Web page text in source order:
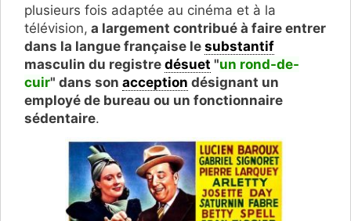
plusieurs fois adaptée au cinéma et à la
télévision, a largement contribué à faire entrer
dans la langue française le substantif
masculin du registre désuet "un rond-de-
cuir" dans son acception désignant un
employé de bureau ou un fonctionnaire
sédentaire.